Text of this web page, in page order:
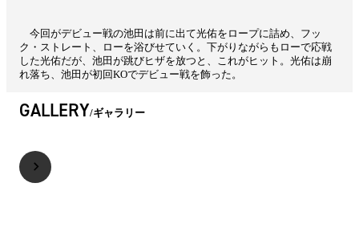
今回がデビュー戦の池田は前に出て光佑をロープに詰め、フッ
ク・ストレート、ローを浴びせていく。下がりながらもローで応戦
した光佑だが、池田が跳びヒザを放つと、これがヒット。光佑は崩
れ落ち、池田が初回KOでデビュー戦を飾った。
GALLERY ギャラリー